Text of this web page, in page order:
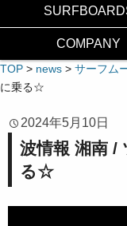
COMPANY
TOP > news > サーフム
に乗る☆
2024年5月10日
波情報 湘南 /
る☆